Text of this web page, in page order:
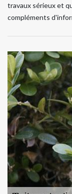
travaux sérieux et
compléments